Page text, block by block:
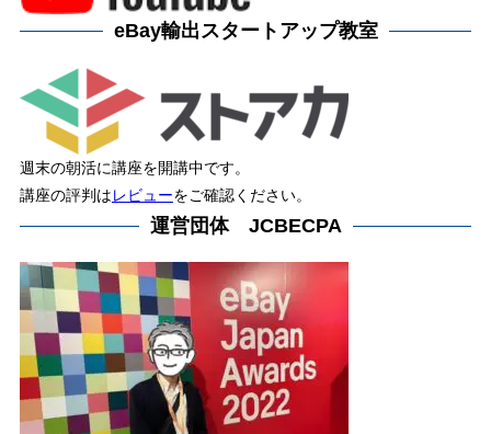
eBay輸出スタートアップ教室
週末の朝活に講座を開講中です。
講座の評判はレビューをご確認ください。
運営団体 JCBECPA